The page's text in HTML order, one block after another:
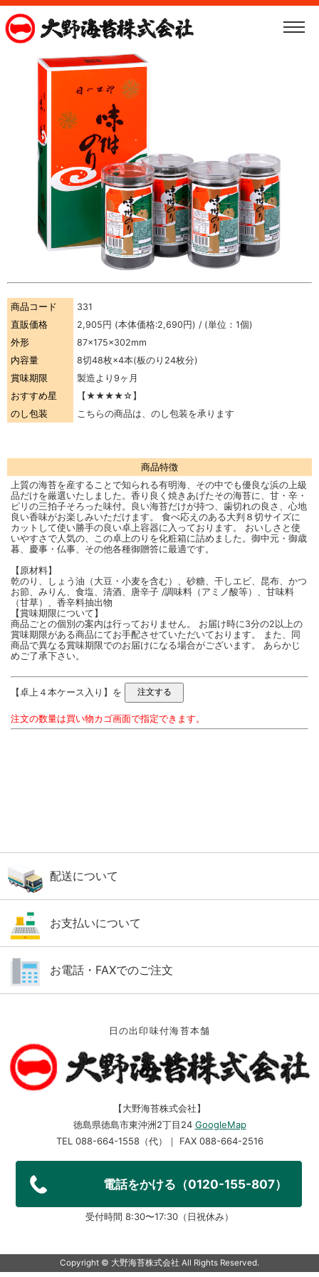
商品コード
331
直販価格
2,905円 (本体価格:2,690円) / (単位：1個)
外形
87×175×302mm
内容量
8切48枚×4本(板のり24枚分)
賞味期限
製造より9ヶ月
おすすめ星
【★★★★☆】
のし包装
こちらの商品は、のし包装を承ります
商品特徴
上質の海苔を産することで知られる有明海、その中でも優良な浜の上級
品だけを厳選いたしました。香り良く焼きあげたその海苔に、甘・辛・
ピリの三拍子そろった味付。良い海苔だけが持つ、歯切れの良さ、心地
良い香味がお楽しみいただけます。 食べ応えのある大判８切サイズに
カットして使い勝手の良い卓上容器に入っております。 おいしさと使
いやすさで人気の、この卓上のりを化粧箱に詰めました。御中元・御歳
暮、慶事・仏事、その他各種御贈答に最適です。
【原材料】
乾のり、しょう油（大豆・小麦を含む）、砂糖、干しエビ、昆布、かつ
お節、みりん、食塩、清酒、唐辛子 /調味料（アミノ酸等）、甘味料
（甘草）、香辛料抽出物
【賞味期限について】
商品ごとの個別の案内は行っておりません。 お届け時に3分の2以上の
賞味期限がある商品にてお手配させていただいております。 また、同
商品で異なる賞味期限でのお届けになる場合がございます。 あらかじ
めご了承下さい。
【卓上４本ケース入り】を
注文の数量は買い物カゴ画面で指定できます。
配送について
お支払いについて
お電話・FAXでのご注文
日の出印味付海苔本舗
【大野海苔株式会社】
徳島県徳島市東沖洲2丁目24 GoogleMap
TEL 088-664-1558（代）｜ FAX 088-664-2516
電話をかける（0120-155-807）
受付時間 8:30〜17:30（日祝休み）
Copyright ©︎ 大野海苔株式会社 All Rights Reserved.